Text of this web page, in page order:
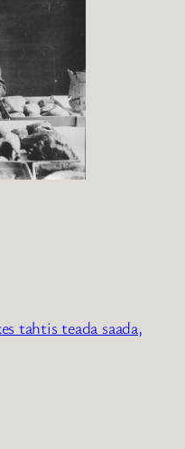
tahtis teada saada,